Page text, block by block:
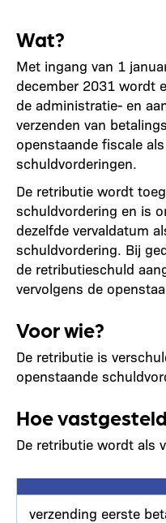
Wat?
Met ingang van 1
december 2031 wordt
de administratie- en
verzenden van
openstaande fiscale
schuldvorderingen.
De retributie wordt
schuldvordering en is
dezelfde vervaldatum
schuldvordering. Bij
de retributieschuld
vervolgens de
Voor wie?
De retributie is
openstaande
Hoe
De retributie wordt als
verzending eerste